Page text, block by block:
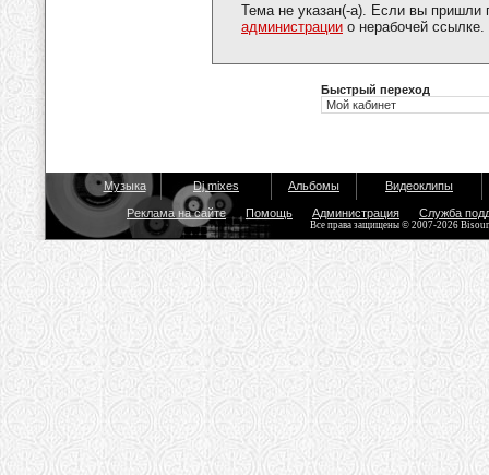
Тема не указан(-а). Если вы пришли
администрации о нерабочей ссылке.
Быстрый переход
Музыка Dj mixes Альбомы Видеоклипы
Реклама на сайте Помощь Администрация Служба
Все права защищены © 2007-2026